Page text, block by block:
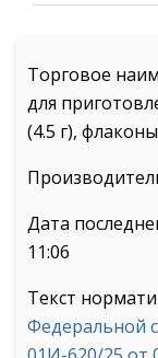
Торговое
для
(4.5 г),
Дата
11:06
Текст
Федеральной